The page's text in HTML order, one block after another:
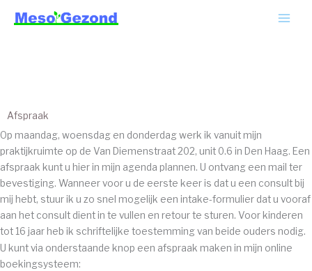
naar
Afspraak
Op maandag, woensdag en donderdag werk ik vanuit mijn
praktijkruimte op de Van Diemenstraat 202, unit 0.6 in Den Haag. Een
afspraak kunt u hier in mijn agenda plannen. U ontvang een mail ter
bevestiging. Wanneer voor u de eerste keer is dat u een consult bij
mij hebt, stuur ik u zo snel mogelijk een intake-formulier dat u vooraf
aan het consult dient in te vullen en retour te sturen. Voor kinderen
tot 16 jaar heb ik schriftelijke toestemming van beide ouders nodig.
U kunt via onderstaande knop een afspraak maken in mijn online
boekingsysteem: